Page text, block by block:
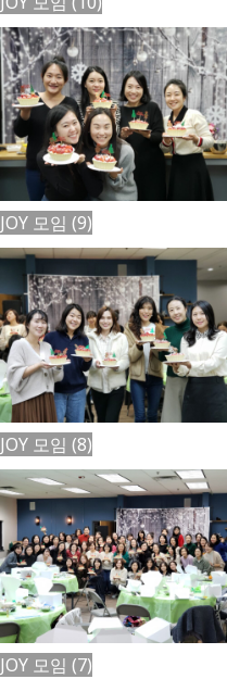
JOY 모임 (9)
JOY 모임 (8)
JOY 모임 (7)